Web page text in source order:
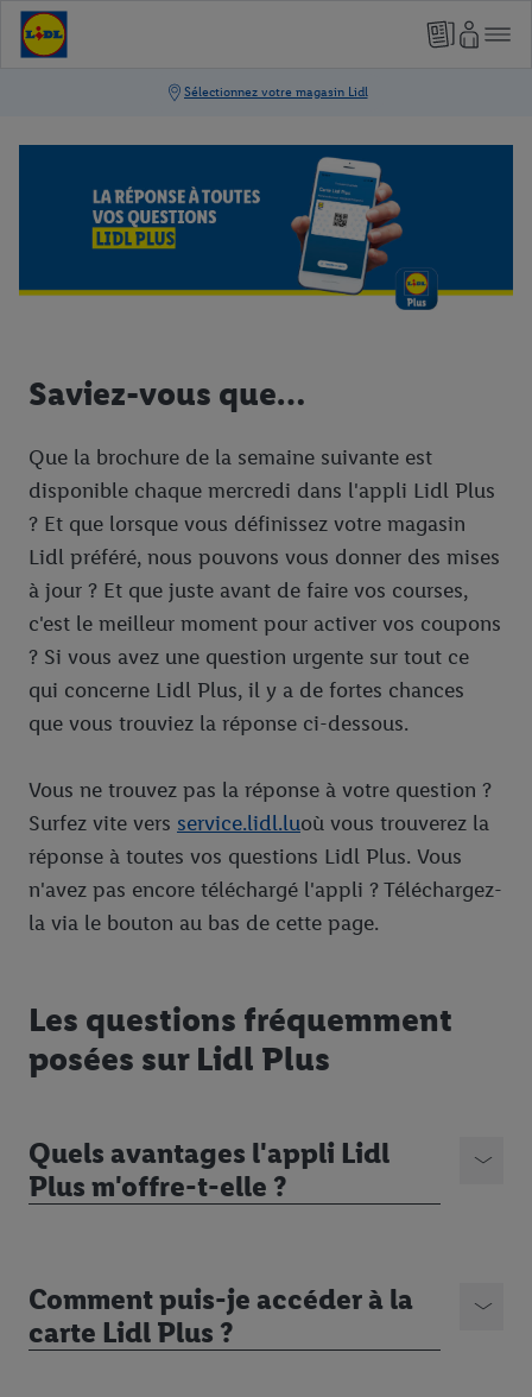
Saviez-vous que…
Que la brochure de la semaine suivante est
disponible chaque mercredi dans l'appli Lidl Plus
? Et que lorsque vous définissez votre magasin
Lidl préféré, nous pouvons vous donner des mises
à jour ? Et que juste avant de faire vos courses,
c'est le meilleur moment pour activer vos coupons
? Si vous avez une question urgente sur tout ce
qui concerne Lidl Plus, il y a de fortes chances
que vous trouviez la réponse ci-dessous.
Vous ne trouvez pas la réponse à votre question ?
Surfez vite vers service.lidl.luoù vous trouverez la
réponse à toutes vos questions Lidl Plus. Vous
n'avez pas encore téléchargé l'appli ? Téléchargez-
la via le bouton au bas de cette page.
Les questions fréquemment
posées sur Lidl Plus
Quels avantages l'appli Lidl
Plus m'offre-t-elle ?
Comment puis-je accéder à la
carte Lidl Plus ?